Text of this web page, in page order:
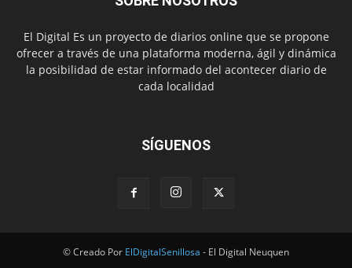
El Digital Es un proyecto de diarios online que se propone
ofrecer a través de una plataforma moderna, ágil y dinámica
la posibilidad de estar informado del acontecer diario de
cada localidad
SÍGUENOS
© Creado Por ElDigitalSenillosa - El Digital Neuquen